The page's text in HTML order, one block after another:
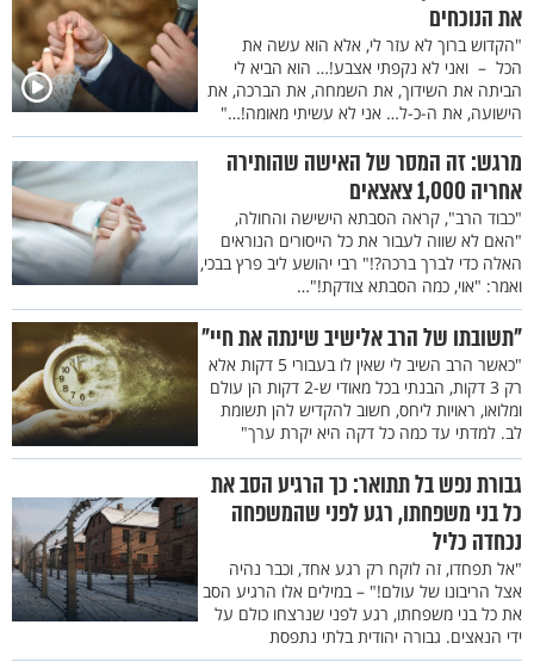
את הנוכחים
"הקדוש ברוך לא עזר לי, אלא הוא עשה את
הכל – ואני לא נקפתי אצבע!… הוא הביא לי
הביתה את השידוך, את השמחה, את הברכה, את
הישועה, את ה-כ-ל… אני לא עשיתי מאומה!…"
מרגש: זה המסר של האישה שהותירה
אחריה 1,000 צאצאים
"כבוד הרב", קראה הסבתא הישישה והחולה,
"האם לא שווה לעבור את כל הייסורים הנוראים
האלה כדי לברך ברכה?!" רבי יהושע ליב פרץ בבכי,
ואמר: "אוי, כמה הסבתא צודקת!"…
"תשובתו של הרב אלישיב שינתה את חיי"
"כאשר הרב השיב לי שאין לו בעבורי 5 דקות אלא
רק 3 דקות, הבנתי בכל מאודי ש-2 דקות הן עולם
ומלואו, ראויות ליחס, חשוב להקדיש להן תשומת
לב. למדתי עד כמה כל דקה היא יקרת ערך"
גבורת נפש בל תתואר: כך הרגיע הסב את
כל בני משפחתו, רגע לפני שהמשפחה
נכחדה כליל
"אל תפחדו, זה לוקח רק רגע אחד, וכבר נהיה
אצל הריבונו של עולם!" – במילים אלו הרגיע הסב
את כל בני משפחתו, רגע לפני שנרצחו כולם על
ידי הנאצים. גבורה יהודית בלתי נתפסת